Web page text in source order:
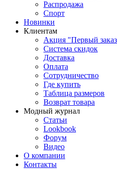
Распродажа
Спорт
Новинки
Клиентам
Акция "Первый
Система скидок
Доставка
Оплата
Сотрудничество
Где купить
Таблица размеров
Возврат товара
Модный журнал
Статьи
Lookbook
Форум
Видео
О компании
Контакты